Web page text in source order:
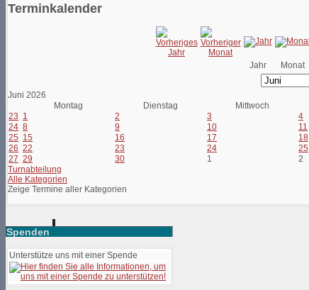
Terminkalender
Jahr Monat
Juni 2026
Montag
Dienstag Mittwoch
23 1 2 3 4
24 8 9 10 11
25 15 16 17 18
26 22 23 24 25
27 29 30 1 2
Turnabteilung
Alle Kategorien
Zeige Termine aller Kategorien
Spenden
Unterstütze uns mit einer Spende